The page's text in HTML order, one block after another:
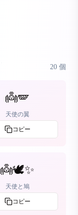
20 個
👼🪽
天使の翼
コピー
👼🕊️✨
天使と鳩
コピー